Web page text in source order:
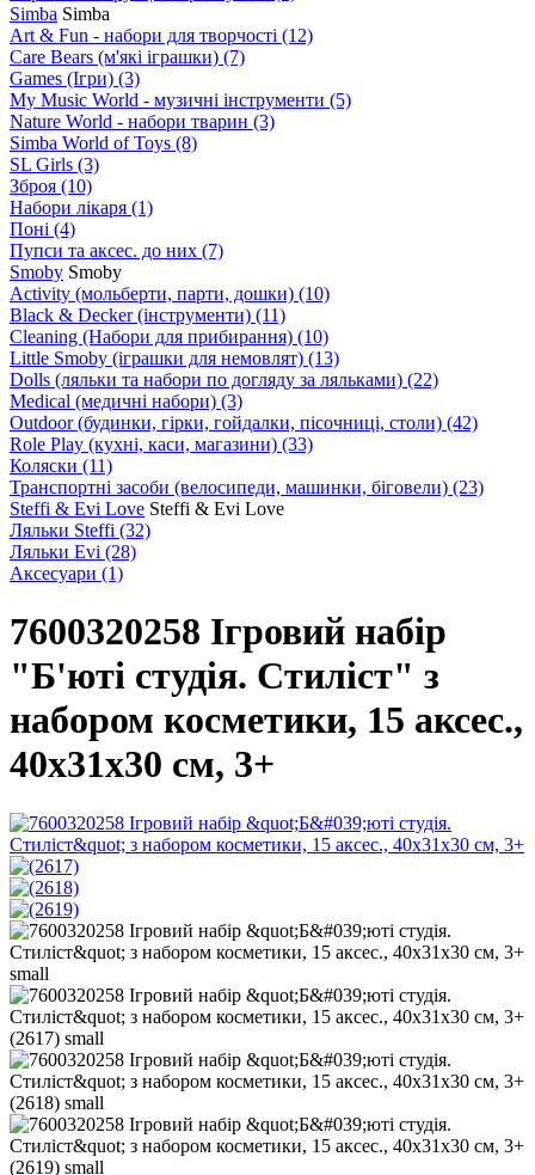
Simba Simba
Art & Fun - набори для творчості (12)
Care Bears (м'які іграшки) (7)
Games (Ігри) (3)
My Music World - музичні інструменти (5)
Nature World - набори тварин (3)
Simba World of Toys (8)
SL Girls (3)
Зброя (10)
Набори лікаря (1)
Поні (4)
Пупси та аксес. до них (7)
Smoby Smoby
Аctivity (мольберти, парти, дошки) (10)
Black & Decker (інструменти) (11)
Cleaning (Набори для прибирання) (10)
Little Smoby (іграшки для немовлят) (13)
Dolls (ляльки та набори по догляду за ляльками) (22)
Medical (медичні набори) (3)
Outdoor (будинки, гірки, гойдалки, пісочниці, столи) (42)
Role Play (кухні, каси, магазини) (33)
Коляски (11)
Транспортні засоби (велосипеди, машинки, біговели) (23)
Steffi & Evi Love Steffi & Evi Love
Ляльки Steffi (32)
Ляльки Evi (28)
Аксесуари (1)
7600320258 Ігровий набір
"Б'юті студія. Стиліст" з
набором косметики, 15 аксес.,
40x31x30 см, 3+